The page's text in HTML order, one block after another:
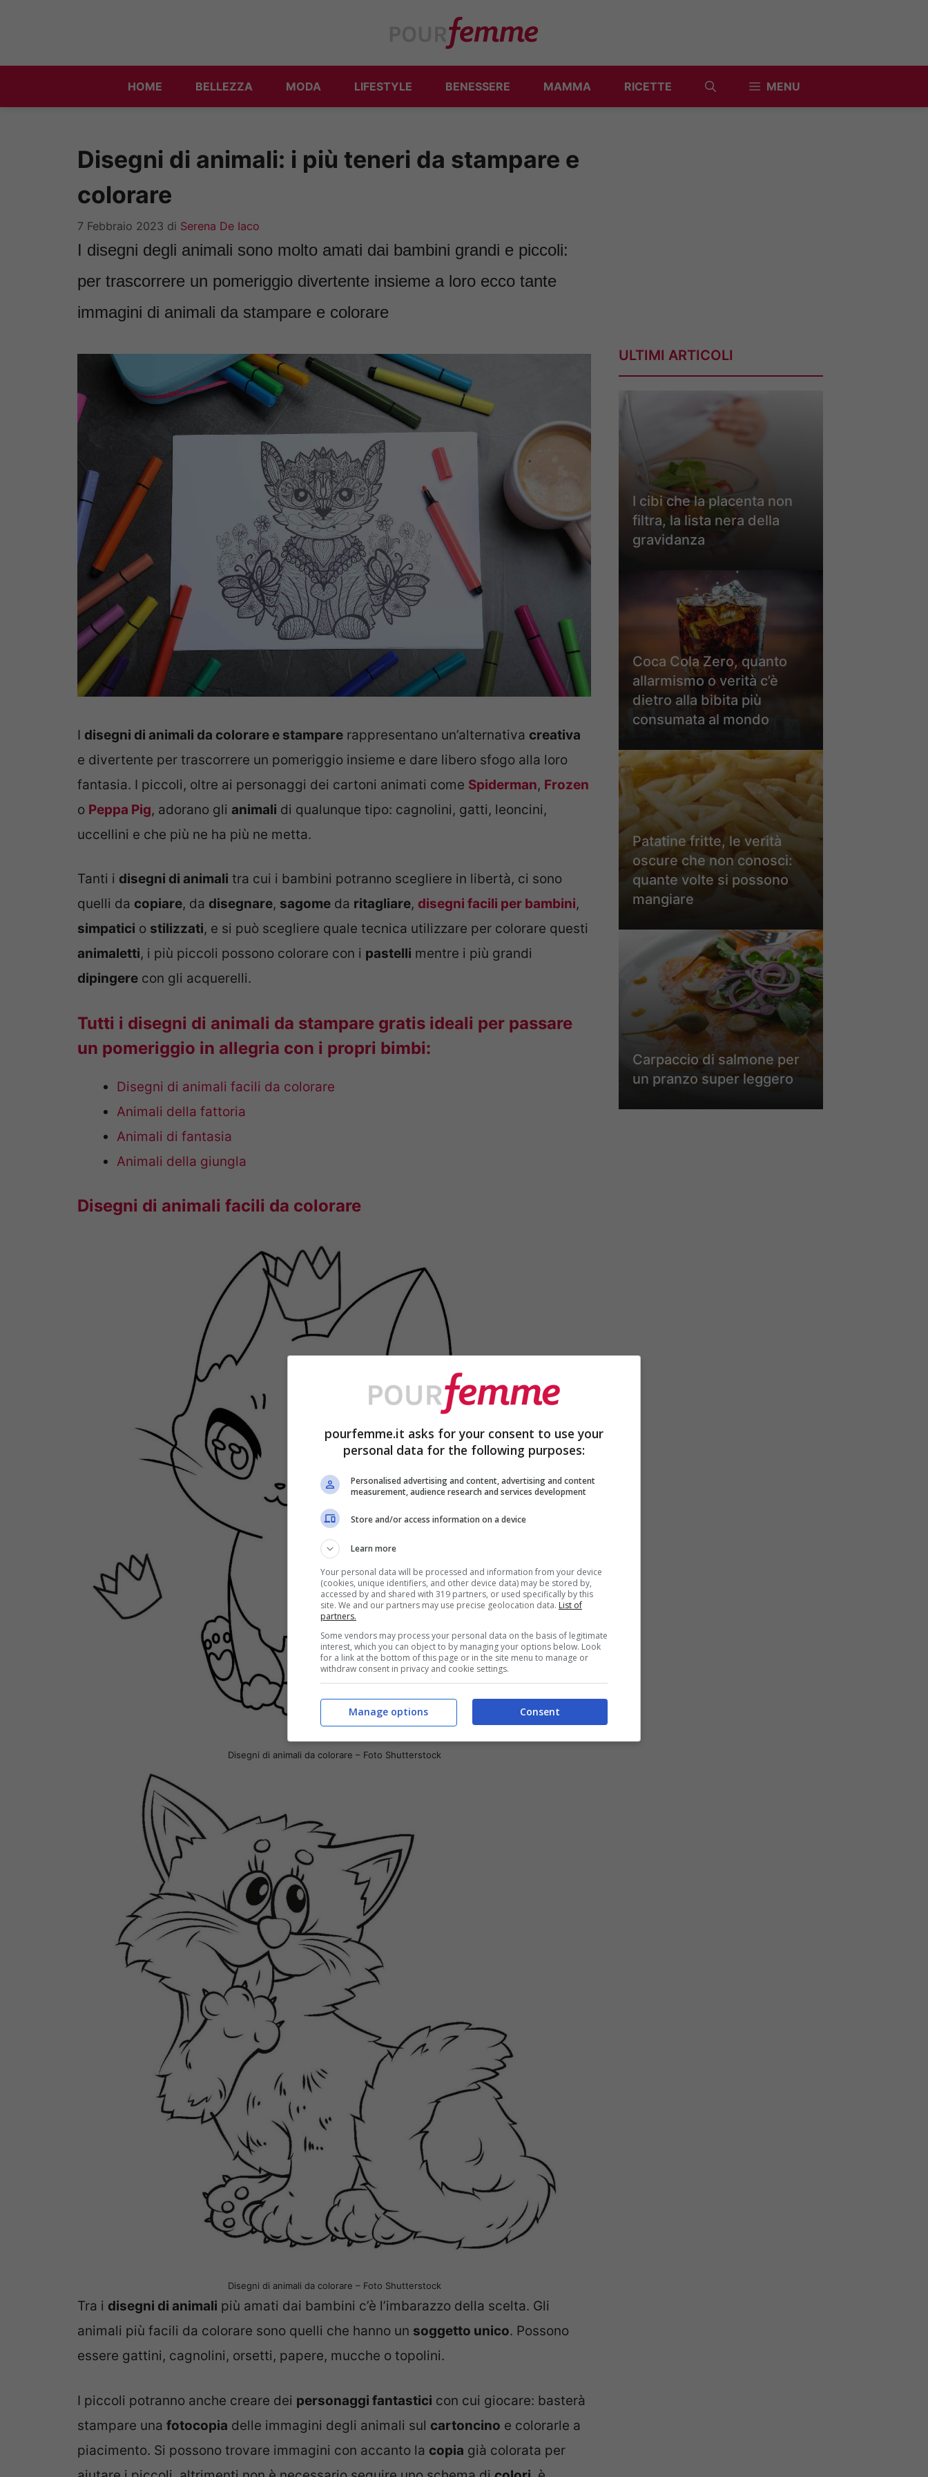
HOME BELLEZZA MODA LIFESTYLE BENESSERE MAMMA RICETTE MENU
Disegni di animali: i più teneri da stampare e
colorare
7 Febbraio 2023 di Serena De Iaco
I disegni degli animali sono molto amati dai bambini grandi e piccoli:
per trascorrere un pomeriggio divertente insieme a loro ecco tante
immagini di animali da stampare e colorare
I disegni di animali da colorare e stampare rappresentano un’alternativa creativa
e divertente per trascorrere un pomeriggio insieme e dare libero sfogo alla loro
fantasia. I piccoli, oltre ai personaggi dei cartoni animati come Spiderman, Frozen
o Peppa Pig, adorano gli animali di qualunque tipo: cagnolini, gatti, leoncini,
uccellini e che più ne ha più ne metta.
Tanti i disegni di animali tra cui i bambini potranno scegliere in libertà, ci sono
quelli da copiare, da disegnare, sagome da ritagliare, disegni facili per bambini,
simpatici o stilizzati, e si può scegliere quale tecnica utilizzare per colorare questi
animaletti, i più piccoli possono colorare con i pastelli mentre i più grandi
dipingere con gli acquerelli.
Tutti i disegni di animali da stampare gratis ideali per passare
un pomeriggio in allegria con i propri bimbi:
Disegni di animali facili da colorare
Animali della fattoria
Animali di fantasia
Animali della giungla
Disegni di animali facili da colorare
Disegni di animali da colorare – Foto Shutterstock
Disegni di animali da colorare – Foto Shutterstock
Tra i disegni di animali più amati dai bambini c’è l’imbarazzo della scelta. Gli
animali più facili da colorare sono quelli che hanno un soggetto unico. Possono
essere gattini, cagnolini, orsetti, papere, mucche o topolini.
I piccoli potranno anche creare dei personaggi fantastici con cui giocare: basterà
stampare una fotocopia delle immagini degli animali sul cartoncino e colorarle a
piacimento. Si possono trovare immagini con accanto la copia già colorata per
ULTIMI ARTICOLI
I cibi che la placenta non
filtra, la lista nera della
gravidanza
Coca Cola Zero, quanto
allarmismo o verità c’è
dietro alla bibita più
consumata al mondo
Patatine fritte, le verità
oscure che non conosci:
quante volte si possono
mangiare
Carpaccio di salmone per
un pranzo super leggero
pourfemme.it asks for your consent to use your
personal data for the following purposes:
Personalised advertising and content, advertising and content
measurement, audience research and services development
Store and/or access information on a device
Learn more
Your personal data will be processed and information from your device
(cookies, unique identifiers, and other device data) may be stored by,
accessed by and shared with 319 partners, or used specifically by this
site. We and our partners may use precise geolocation data. List of
partners.
Some vendors may process your personal data on the basis of legitimate
interest, which you can object to by managing your options below. Look
for a link at the bottom of this page or in the site menu to manage or
withdraw consent in privacy and cookie settings.
Consent
Manage options